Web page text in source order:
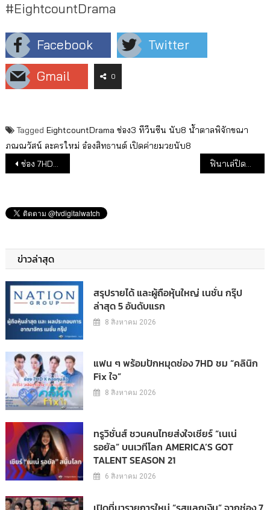
#EightcountDrama
Facebook
Twitter
Gmail
0
Tagged EightcountDrama ช่อง3 ทีวีนซีน นับ8 น้ําตาลพิจักขณา
ภณณวัสน์ ละครใหม่ อ๋องสิทธานต์ เปิดค่ายมวยนับ8
แนะแนวเรื่อง
ช่อง 7HD ชวนลุ้นโค้งสุดท้าย ศึก “THE 2024 VNL MEN’S FINALS” เชียร์สดออนไลน์ รอบรองชนะเลิศ – รอบชิงชนะเลิศ ฟินาเล่ปิดท้าย “PRIDE NATION SAMUI” ฉลองร่างกฎหมายสมรสเท่าเทียม
ข่าวล่าสุด
สรุปรายได้ และผู้ถือหุ้นใหญ่ เนชั่น กรุ๊ป
ล่าสุด 5 อันดับแรก
8 สิงหาคม 2026
แฟน ๆ พร้อมปักหมุดช่อง 7HD ชม “คลินิก
Fix ใจ”
8 สิงหาคม 2026
ทรูวิชั่นส์ ชวนคนไทยส่งใจเชียร์ “เนเน่
รอยัล” บนเวทีโลก AMERICA’S GOT
TALENT SEASON 21
6 สิงหาคม 2026